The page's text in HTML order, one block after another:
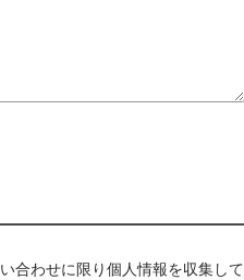
合わせに限り個人情報を収集して